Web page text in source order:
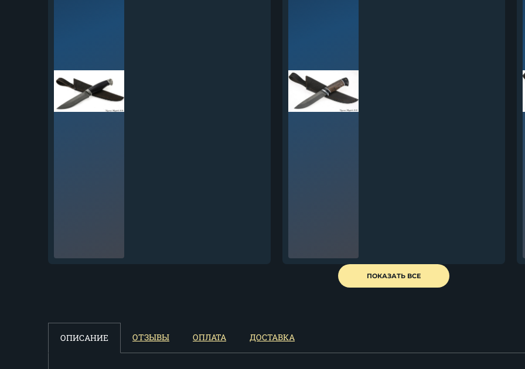
Нож Сокол дамаск черный
граб венге
Нож Сокол Elmax черный
граб
ПОКАЗАТЬ ВСЕ
ОПИСАНИЕ ОТЗЫВЫ ОПЛАТА ДОСТАВКА